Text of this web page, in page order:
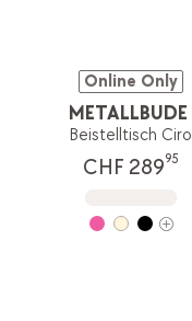
Online Only
METALLBUDE
Beistelltisch Ciro
CHF 28995